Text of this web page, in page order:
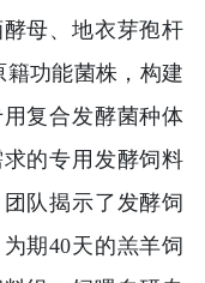
母、地衣芽孢杆
功能菌株，构建
复合发酵菌种体
的专用发酵饲料
队揭示了发酵饲
期40天的羔羊饲